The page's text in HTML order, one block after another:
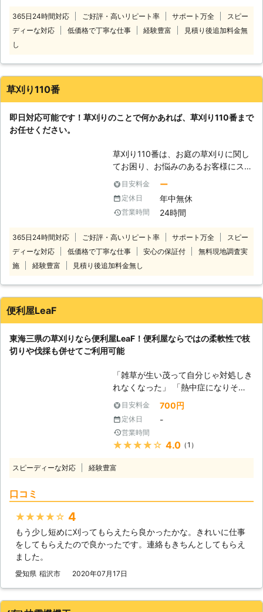
が難しい方は当社にお任せください。
当社は、そのような雑草をスピーディ
も対応しておりますのでご安心くださ
談くださいませ。
365日24時間対応 ご好評・高いリピート率 サポート万全
スピー
ディーな対応
低価格で丁寧な仕事 経験豊富
見積り後追加料金無
し
草刈り110番
即日対応可能です！草刈りのことで何かあれば、草刈り110番まで
お任せください。
草刈り110番は、お庭の草刈りに関し
てお困り、お悩みのあるお客様にスピ
ーディーに対応させていただいており
ます。 草刈りと聞くと、業者に依頼
するまでもない、と思う方もいるかも
しれませんが、草刈りというのは意外
い時期は、個人で行う草刈りは辛い作
業になることでしょう。 水分をしっ
かりと補給しないと脱水症状を起こす
業をして節約をしようと思っていても
うならないためには、面倒な作業はす
べて専門の業者である草刈り110番に
お任せください。 草刈り110番は、日
りますので、どのような地域にお住ま
いでも全力でサポートいたします。
当然、24時間365日、休むことなく
稼働していますので、急なご依頼にも
迅速に対応させていただきます。 経
験豊富な現地スタッフが、近隣のご迷
惑にならないよう安全第一に作業を提
供しておりますので、ご安心くださ
い。 空地やお庭はもとより、駐車場
地、工場周り等、草刈りをご希望なら
目安料金 ー
定休日 年中無休
営業時間 24時間
365日24時間対応 ご好評・高いリピート率 サポート万全
スピー
ディーな対応
低価格で丁寧な仕事 安心の保証付
無料現地調査実
施
経験豊富 見積り後追加料金無し
便利屋LeaF
東海三県の草刈りなら便利屋LeaF！便利屋ならではの柔軟性で枝
切りや伐採も併せてご利用可能
「雑草が生い茂って自分じゃ対処しき
れなくなった」 「熱中症になりそう
で庭の手入れができない」 「肌が弱
いから草刈りするとかぶれてしまう」
このようなお悩みがありましたら、当
店にお任せください。便利屋LeaFは
岐阜羽島を拠点に東海三県で草刈り代
ます。当店は草刈りにプラスして便利
る！ 雑草の対処をせずそのまま放置
していると、草が生い茂って美観を損
を撒いたり、草に隠れて蚊などの虫が
目安料金 700円
定休日 -
営業時間
★★★★★ 4.0（1）
スピーディーな対応 経験豊富
口コミ
★★★★★ 4
もう少し短めに刈ってもらえたら良かったかな。きれいに仕事
をしてもらえたので良かったです。連絡もきちんとしてもらえ
ました。
愛知県 稲沢市 2020年07月17日